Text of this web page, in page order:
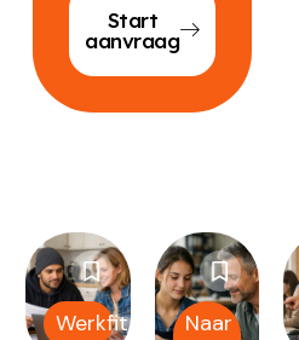
Start
aanvraag
Werkfit
Naar